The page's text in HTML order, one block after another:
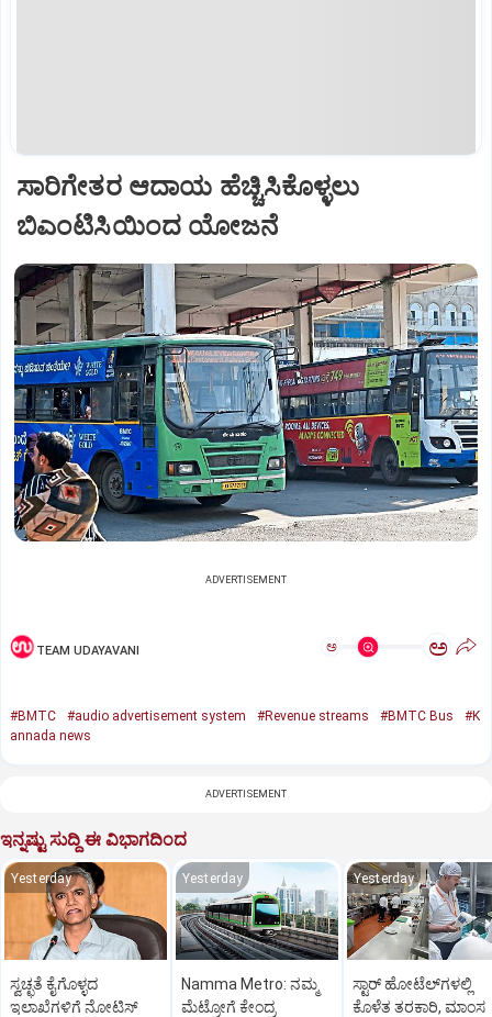
ಸಾರಿಗೇತರ ಆದಾಯ ಹೆಚ್ಚಿಸಿಕೊಳ್ಳಲು
ಬಿಎಂಟಿಸಿಯಿಂದ ಯೋಜನೆ
ADVERTISEMENT
TEAM UDAYAVANI ಅ ಅ
#BMTC #audio advertisement system #Revenue streams #BMTC Bus
#K
annada news
ADVERTISEMENT
ಇನ್ನಷ್ಟು ಸುದ್ದಿ ಈ ವಿಭಾಗದಿಂದ
Yesterday
ಸ್ವಚ್ಛತೆ ಕೈಗೊಳ್ಳದ
ಇಲಾಖೆಗಳಿಗೆ ನೋಟಿಸ್‌
Yesterday
Namma Metro: ನಮ್ಮ
ಮೆಟ್ರೋಗೆ ಕೇಂದ್ರ
Yesterday
ಸ್ಟಾರ್‌ ಹೋಟೆಲ್‌ಗ‌ಳಲ್ಲಿ
ಕೊಳೆತ ತರಕಾರಿ, ಮಾಂಸ